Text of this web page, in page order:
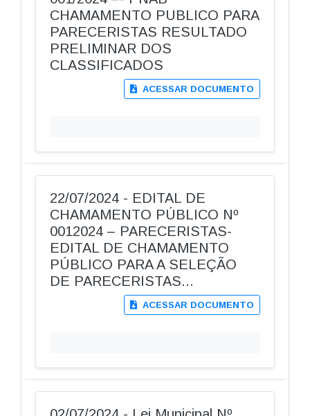
CHAMAMENTO PUBLICO PARA
PARECERISTAS RESULTADO
PRELIMINAR DOS
CLASSIFICADOS
ACESSAR DOCUMENTO
22/07/2024 - EDITAL DE
CHAMAMENTO PÚBLICO Nº
0012024 – PARECERISTAS-
EDITAL DE CHAMAMENTO
PÚBLICO PARA A SELEÇÃO
DE PARECERISTAS...
ACESSAR DOCUMENTO